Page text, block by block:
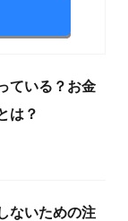
ている？お金
は？
ないための注